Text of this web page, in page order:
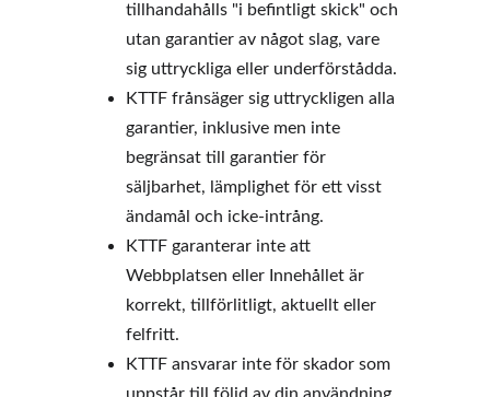
tillhandahålls "i befintligt skick" och
utan garantier av något slag, vare
sig uttryckliga eller underförstådda.
KTTF frånsäger sig uttryckligen alla
garantier, inklusive men inte
begränsat till garantier för
säljbarhet, lämplighet för ett visst
ändamål och icke-intrång.
KTTF garanterar inte att
Webbplatsen eller Innehållet är
korrekt, tillförlitligt, aktuellt eller
felfritt.
KTTF ansvarar inte för skador som